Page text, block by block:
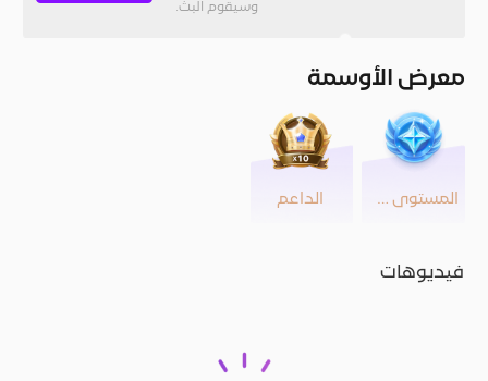
وسيقوم البث.
معرض الأوسمة
المستوى 45 الداعم
فيديوهات